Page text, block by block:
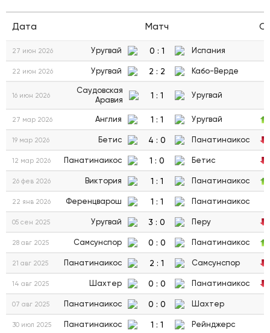
Дата Матч
27 июн 2026 Уругвай 0 : 1 Испания
22 июн 2026 Уругвай 2 : 2 Кабо-Верде
16 июн 2026
Саудовская
Аравия
1 : 1 Уругвай
27 мар 2026 Англия 1 : 1 Уругвай
19 мар 2026 Бетис 4 : 0 Панатинаикос
12 мар 2026 Панатинаикос 1 : 0 Бетис
26 фев 2026 Виктория 1 : 1 Панатинаикос
22 янв 2026 Ференцварош 1 : 1 Панатинаикос
05 сен 2025 Уругвай 3 : 0 Перу
28 авг 2025 Самсунспор 0 : 0 Панатинаикос
21 авг 2025 Панатинаикос 2 : 1 Самсунспор
14 авг 2025 Шахтер 0 : 0 Панатинаикос
07 авг 2025 Панатинаикос 0 : 0 Шахтер
30 июл 2025 Панатинаикос 1 : 1 Рейнджерс